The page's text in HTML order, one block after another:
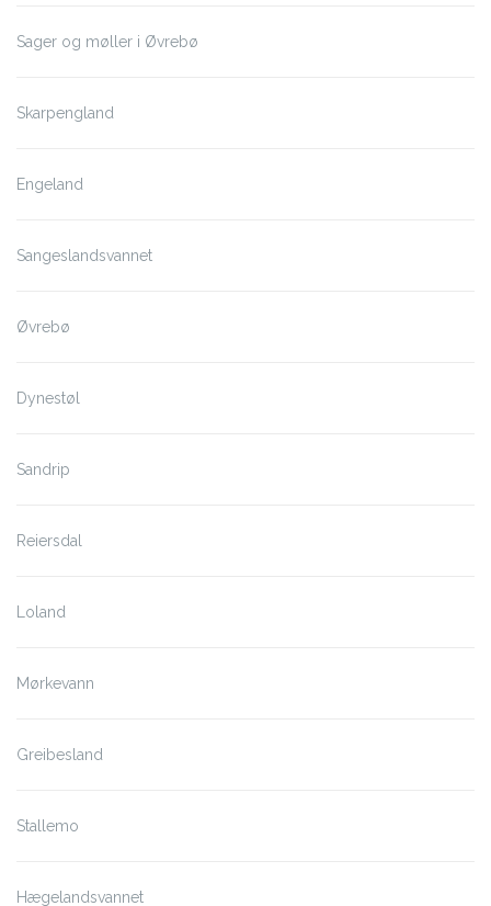
Sager og møller i Øvrebø
Skarpengland
Engeland
Sangeslandsvannet
Øvrebø
Dynestøl
Sandrip
Reiersdal
Loland
Mørkevann
Greibesland
Stallemo
Hægelandsvannet